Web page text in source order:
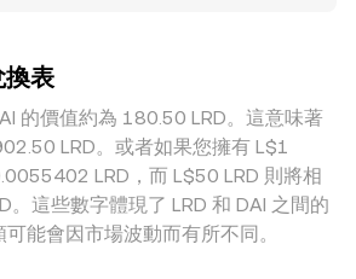
包在 PSM、跨鏈橋與穩定池的調倉，會
進而對 DAI/LRD 的 conversion rate 造成
裡，DAI 相對另一穩定幣的價格可近似
使池中比例偏移，價格便會調整。這些
市商與套利者傳導至中心化平台，有助
的行情，再結合傳統外匯市場的
反映在 DAI/LRD 的 conversion rate
合規審查或銀行通道較為嚴格，DAI 的
變；同時，LRD 的外匯取得與結算管道
地平台上相對美元的換價出現差異。此
LRD 報價會經由中介幣種間接形成，例如
射至 USDT/LRD，因此 USDT 相對美元
傳導到最終的 DAI/LRD 報價。套利者雖
縮小差距，但受制於手續費、鏈上與法
換表
的價值約為 180.50 LRD。這意味著
LRD。或者如果您擁有 L$1
LRD，而 L$50 LRD 則將相
。這些數字體現了 LRD 和 DAI 之間的
能會因市場波動而有所不同。